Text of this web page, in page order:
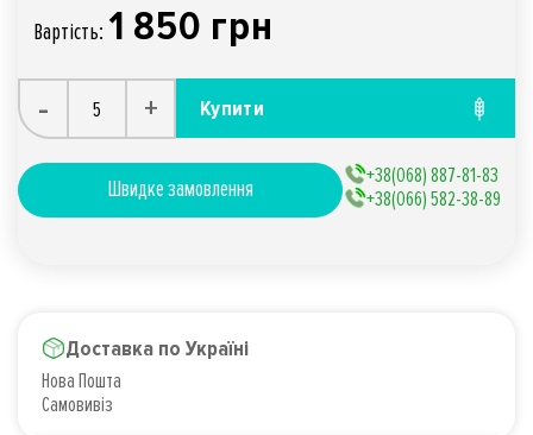
Вартiсть: 1 850 грн
- + Купити
Швидке замовлення
+38(068) 887-81-83
+38(066) 582-38-89
Доставка по Україні
Нова Пошта
Самовивіз